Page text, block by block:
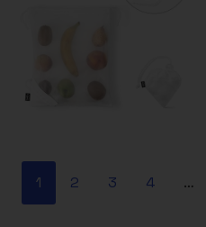
1 2 3 4 …